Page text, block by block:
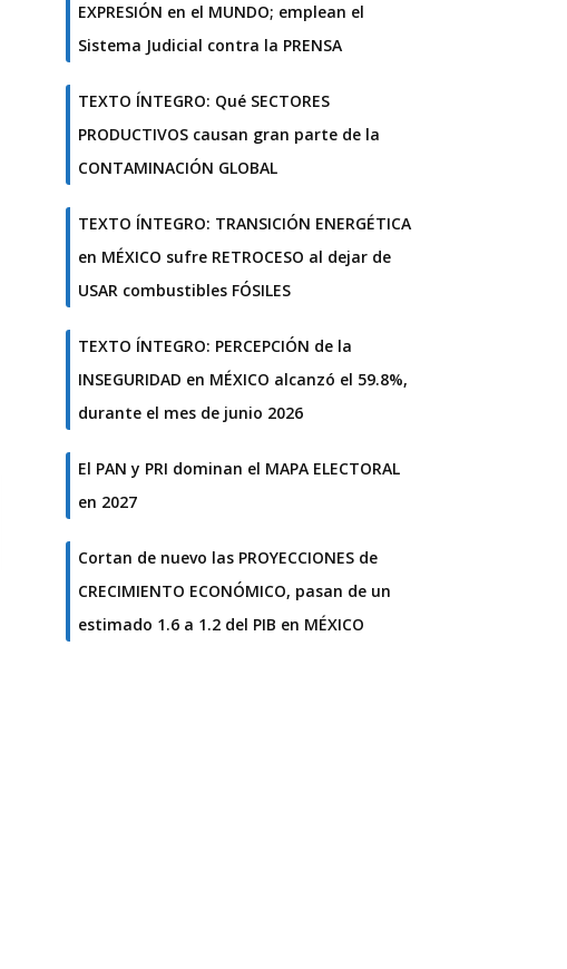
EXPRESIÓN en el MUNDO; emplean el
Sistema Judicial contra la PRENSA
TEXTO ÍNTEGRO: Qué SECTORES
PRODUCTIVOS causan gran parte de la
CONTAMINACIÓN GLOBAL
TEXTO ÍNTEGRO: TRANSICIÓN ENERGÉTICA
en MÉXICO sufre RETROCESO al dejar de
USAR combustibles FÓSILES
TEXTO ÍNTEGRO: PERCEPCIÓN de la
INSEGURIDAD en MÉXICO alcanzó el 59.8%,
durante el mes de junio 2026
El PAN y PRI dominan el MAPA ELECTORAL
en 2027
Cortan de nuevo las PROYECCIONES de
CRECIMIENTO ECONÓMICO, pasan de un
estimado 1.6 a 1.2 del PIB en MÉXICO